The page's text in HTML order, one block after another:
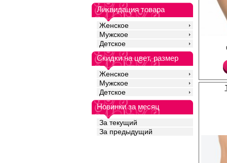
Ликвидация товара
Женское
Мужское
Детское
Скидки на цвет, размер
Женское
Мужское
Детское
Новинки за месяц
За текущий
За предыдущий
Женские трусики-
По талии эластичная
эластиком по ноге.
по передней детали,
Полиамид 92%